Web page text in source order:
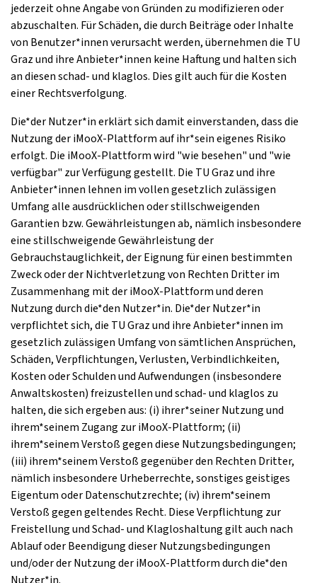
jederzeit ohne Angabe von Gründen zu modifizieren oder
abzuschalten. Für Schäden, die durch Beiträge oder Inhalte
von Benutzer*innen verursacht werden, übernehmen die TU
Graz und ihre Anbieter*innen keine Haftung und halten sich
an diesen schad- und klaglos. Dies gilt auch für die Kosten
einer Rechtsverfolgung.
Die*der Nutzer*in erklärt sich damit einverstanden, dass die
Nutzung der iMooX-Plattform auf ihr*sein eigenes Risiko
erfolgt. Die iMooX-Plattform wird "wie besehen" und "wie
verfügbar" zur Verfügung gestellt. Die TU Graz und ihre
Anbieter*innen lehnen im vollen gesetzlich zulässigen
Umfang alle ausdrücklichen oder stillschweigenden
Garantien bzw. Gewährleistungen ab, nämlich insbesondere
eine stillschweigende Gewährleistung der
Gebrauchstauglichkeit, der Eignung für einen bestimmten
Zweck oder der Nichtverletzung von Rechten Dritter im
Zusammenhang mit der iMooX-Plattform und deren
Nutzung durch die*den Nutzer*in. Die*der Nutzer*in
verpflichtet sich, die TU Graz und ihre Anbieter*innen im
gesetzlich zulässigen Umfang von sämtlichen Ansprüchen,
Schäden, Verpflichtungen, Verlusten, Verbindlichkeiten,
Kosten oder Schulden und Aufwendungen (insbesondere
Anwaltskosten) freizustellen und schad- und klaglos zu
halten, die sich ergeben aus: (i) ihrer*seiner Nutzung und
ihrem*seinem Zugang zur iMooX-Plattform; (ii)
ihrem*seinem Verstoß gegen diese Nutzungsbedingungen;
(iii) ihrem*seinem Verstoß gegenüber den Rechten Dritter,
nämlich insbesondere Urheberrechte, sonstiges geistiges
Eigentum oder Datenschutzrechte; (iv) ihrem*seinem
Verstoß gegen geltendes Recht. Diese Verpflichtung zur
Freistellung und Schad- und Klagloshaltung gilt auch nach
Ablauf oder Beendigung dieser Nutzungsbedingungen
und/oder der Nutzung der iMooX-Plattform durch die*den
Nutzer*in.